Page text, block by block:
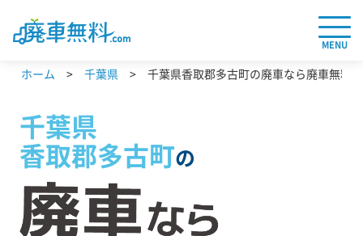
MENU
ホーム 千葉県 千葉県香取郡多古町の廃車なら廃車無料
千葉県
香取郡多古町の